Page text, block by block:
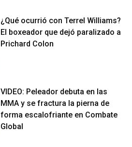
¿Qué ocurrió con Terrel Williams?
El boxeador que dejó paralizado a
Prichard Colon
VIDEO: Peleador debuta en las
MMA y se fractura la pierna de
forma escalofriante en Combate
Global